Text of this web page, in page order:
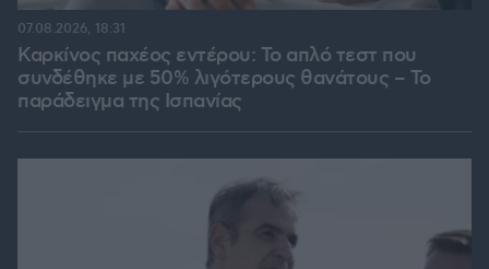
Καρκίνος παχέος εντέρου: Το απλό τεστ που
συνδέθηκε με 50% λιγότερους θανάτους – Το
παράδειγμα της Ισπανίας
07.08.2026, 18:31